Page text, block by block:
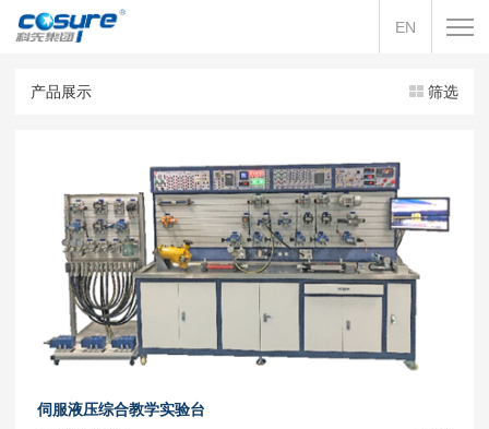
EN
产品展示 筛选
伺服液压综合教学实验台